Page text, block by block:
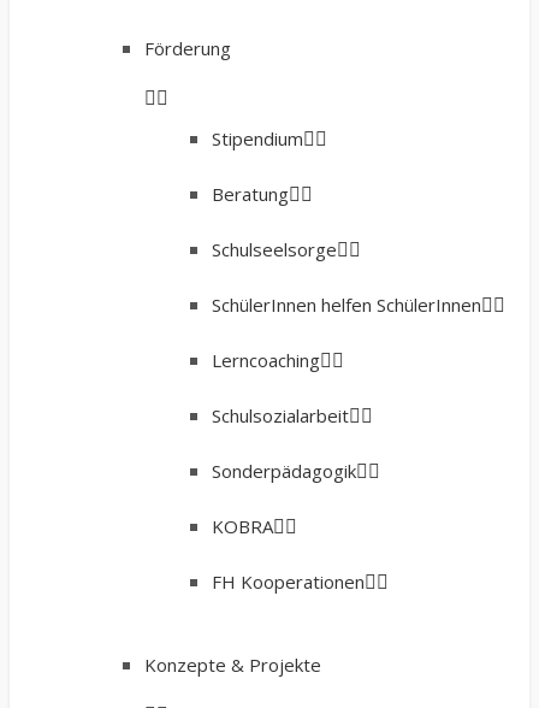
Förderung
Stipendium
Beratung
Schulseelsorge
SchülerInnen helfen SchülerInnen
Lerncoaching
Schulsozialarbeit
Sonderpädagogik
KOBRA
FH Kooperationen
Konzepte & Projekte